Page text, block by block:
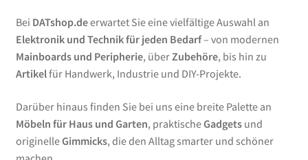
Bei DATshop.deerwartet Sie eine vielfältige Auswahl an
Elektronik und Technik für jeden Bedarf– von modernen
Mainboards und Peripherie, überZubehöre, bis hin zu
Artikelfür Handwerk, Industrie und DIY-Projekte.
Darüber hinaus finden Sie bei uns eine breite Palette an
Möbeln für Haus und Garten, praktischeGadgetsund
originelleGimmicks, die den Alltag smarter und schöner